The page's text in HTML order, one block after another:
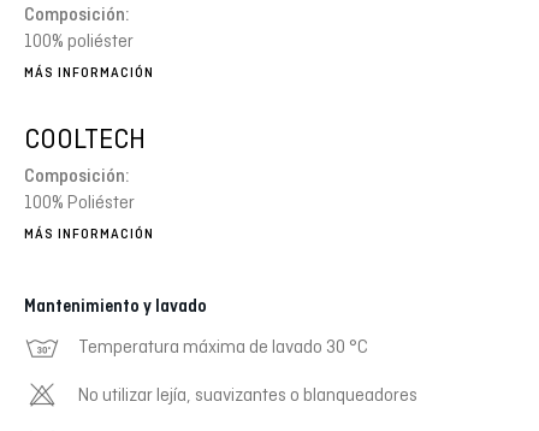
Composición:
100% poliéster
MÁS INFORMACIÓN
COOLTECH
Composición:
100% Poliéster
MÁS INFORMACIÓN
Mantenimiento y lavado
Temperatura máxima de lavado 30 °C
No utilizar lejía, suavizantes o blanqueadores